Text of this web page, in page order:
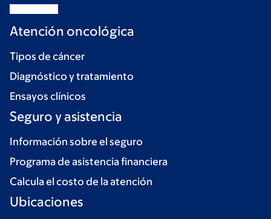
Atención oncológica
Tipos de cáncer
Diagnóstico y tratamiento
Ensayos clínicos
Seguro y asistencia
Información sobre el seguro
Programa de asistencia financiera
Calcula el costo de la atención
Ubicaciones